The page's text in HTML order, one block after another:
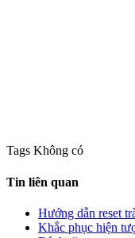
Tags Không có
Tin liên quan
Hướng dẫn reset
Khắc phục hiện